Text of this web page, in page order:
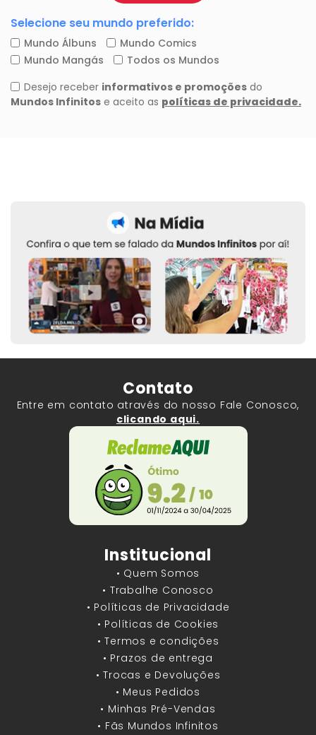
Contato
Entre em contato através do nosso Fale Conosco,
clicando aqui.
Institucional
• Quem Somos
• Trabalhe Conosco
• Políticas de Privacidade
• Políticas de Cookies
• Termos e condições
• Prazos de entrega
• Trocas e Devoluções
• Meus Pedidos
• Minhas Pré-Vendas
• Fãs Mundos Infinitos